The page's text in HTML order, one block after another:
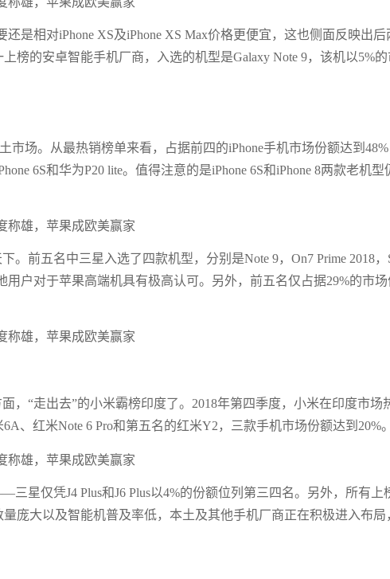
是相对iPhone XS及iPhone XS Max价格更便宜，这也侧面反映出后
榜的安卓智能手机厂商，入选的机型是Galaxy Note 9，该机以5%的
市场。从最热销榜单来看，占据前四的iPhone手机市场份额达到48%
6S和华为P20 lite。值得注意的是iPhone 6S和iPhone 8两款老机型
。前五名中三星入选了四款机型，分别是Note 9，On7 Prime 2018，
用户对于苹果高端机具有极高认可。另外，前五名仅占据29%的市
，“走出去”的小米霸榜印度了。2018年第四季度，小米在印度市场
、红米Note 6 Pro和第五名的红米Y2，三款手机市场份额达到20%。
星仅凭J4 Plus和J6 Plus以4%的份额位列第三四名。另外，所有上
庞大以及智能机普及率低，本土及其他手机厂商正在积极进入布局